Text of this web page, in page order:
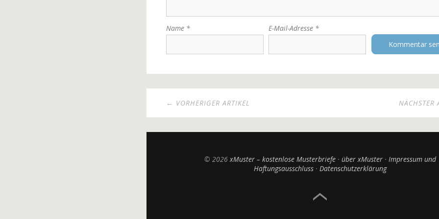
Name * E-Mail-Adresse *
NÄCHSTER
← VORHERIGER ARTIKEL
© 2026xMuster – kostenlose Musterbriefe über xMuster
Impressum und
Haftungsausschluss
Datenschutzerklärung